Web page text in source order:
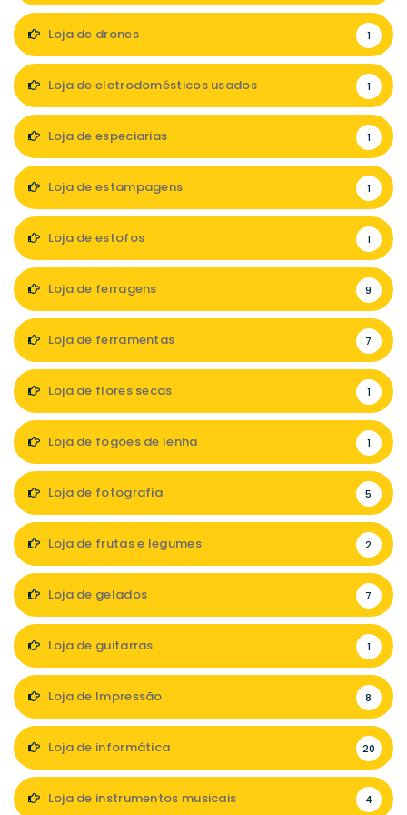
Loja de drones 1
Loja de eletrodomésticos usados 1
Loja de especiarias 1
Loja de estampagens 1
Loja de estofos 1
Loja de ferragens 9
Loja de ferramentas 7
Loja de flores secas 1
Loja de fogões de lenha 1
Loja de fotografia 5
Loja de frutas e legumes 2
Loja de gelados 7
Loja de guitarras 1
Loja de Impressão 8
Loja de informática 20
Loja de instrumentos musicais 4